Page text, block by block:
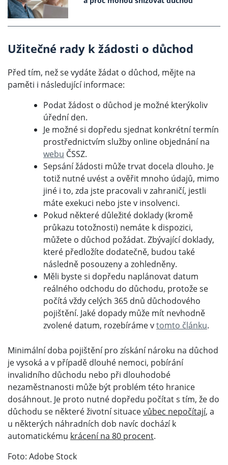
Užitečné rady k žádosti o důchod
Před tím, než se vydáte žádat o důchod, mějte na
paměti i následující informace:
Podat žádost o důchod je možné kterýkoliv
úřední den.
Je možné si dopředu sjednat konkrétní termín
prostřednictvím služby online objednání na
webu ČSSZ.
Sepsání žádosti může trvat docela dlouho. Je
totiž nutné uvést a ověřit mnoho údajů, mimo
jiné i to, zda jste pracovali v zahraničí, jestli
máte exekuci nebo jste v insolvenci.
Pokud některé důležité doklady (kromě
průkazu totožnosti) nemáte k dispozici,
můžete o důchod požádat. Zbývající doklady,
které předložíte dodatečně, budou také
následně posouzeny a zohledněny.
Měli byste si dopředu naplánovat datum
reálného odchodu do důchodu, protože se
počítá vždy celých 365 dnů důchodového
pojištění. Jaké dopady může mít nevhodně
zvolené datum, rozebíráme vtomto článku.
Minimální doba pojištění pro získání nároku na důchod
je vysoká a v případě dlouhé nemoci, pobírání
invalidního důchodu nebo při dlouhodobé
nezaměstnanosti může být problém této hranice
dosáhnout. Je proto nutné dopředu počítat s tím, že do
důchodu se některé životní situacevůbec nepočítají, a
u některých náhradních dob navíc dochází k
automatickému krácení na 80 procent.
Foto: Adobe Stock